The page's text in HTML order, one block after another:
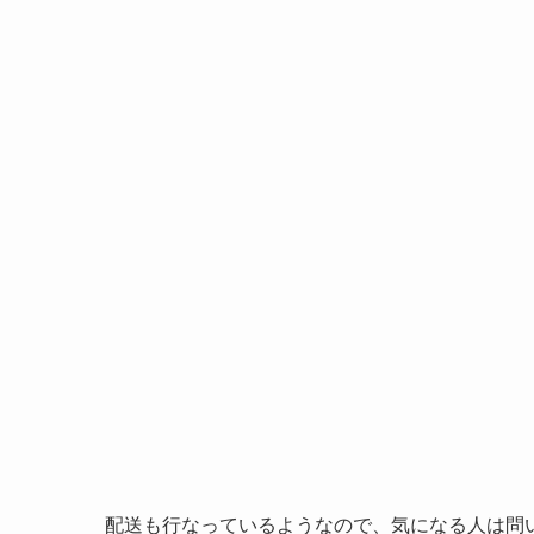
配送も行なっているようなので、気になる人は問